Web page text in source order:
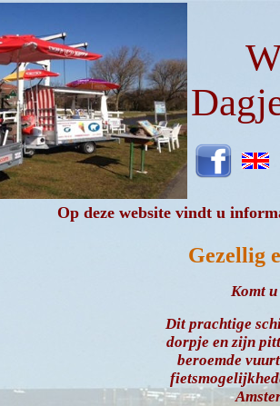
Op deze website vindt u
Gezellig
Komt
Dit prachtige
dorpje en zijn
beroemde